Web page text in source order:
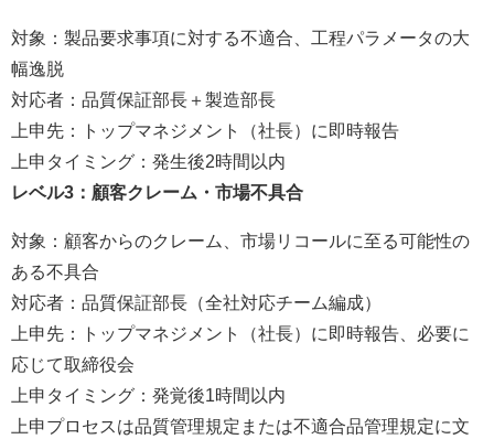
対象：製品要求事項に対する不適合、工程パラメータの大
幅逸脱
対応者：品質保証部長＋製造部長
上申先：トップマネジメント（社長）に即時報告
上申タイミング：発生後2時間以内
レベル3：顧客クレーム・市場不具合
対象：顧客からのクレーム、市場リコールに至る可能性の
ある不具合
対応者：品質保証部長（全社対応チーム編成）
上申先：トップマネジメント（社長）に即時報告、必要に
応じて取締役会
上申タイミング：発覚後1時間以内
上申プロセスは品質管理規定または不適合品管理規定に文